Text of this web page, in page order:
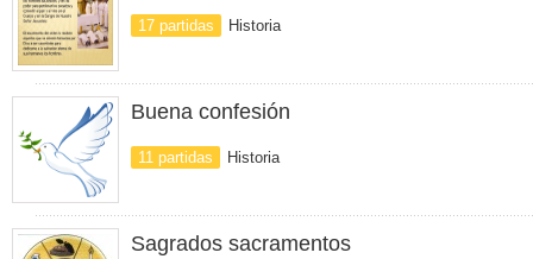
17 partidas Historia
Buena confesión
11 partidas Historia
Sagrados sacramentos